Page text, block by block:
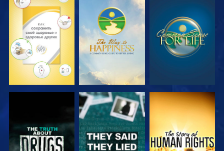
СМОТРЕТЬ СМОТРЕТЬ СМОТРЕТЬ
СМОТРЕТЬ СМОТРЕТЬ